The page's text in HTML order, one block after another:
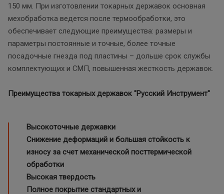
150 мм. При изготовлении токарных державок основная
мехобработка ведется после термообработки, это
обеспечивает следующие преимущества: размеры и
параметры постоянные и точные, более точные
посадочные гнезда под пластины – дольше срок службы
комплектующих и СМП, повышенная жесткость державок.
Преимущества токарных державок "Русский Инструмент"
Высокоточные державки
Снижение деформаций и большая стойкость к
износу за счет механической посттермической
обработки
Высокая твердость
Полное покрытие стандартных и